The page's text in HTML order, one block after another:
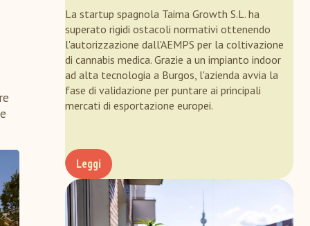
La startup spagnola Taima Growth S.L. ha
superato rigidi ostacoli normativi ottenendo
l'autorizzazione dall'AEMPS per la coltivazione
di cannabis medica. Grazie a un impianto indoor
ad alta tecnologia a Burgos, l'azienda avvia la
fase di validazione per puntare ai principali
mercati di esportazione europei.
Leggi